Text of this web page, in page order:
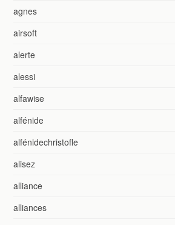
agnes
airsoft
alerte
alessi
alfawise
alfénide
alfénidechristofle
alisez
alliance
alliances